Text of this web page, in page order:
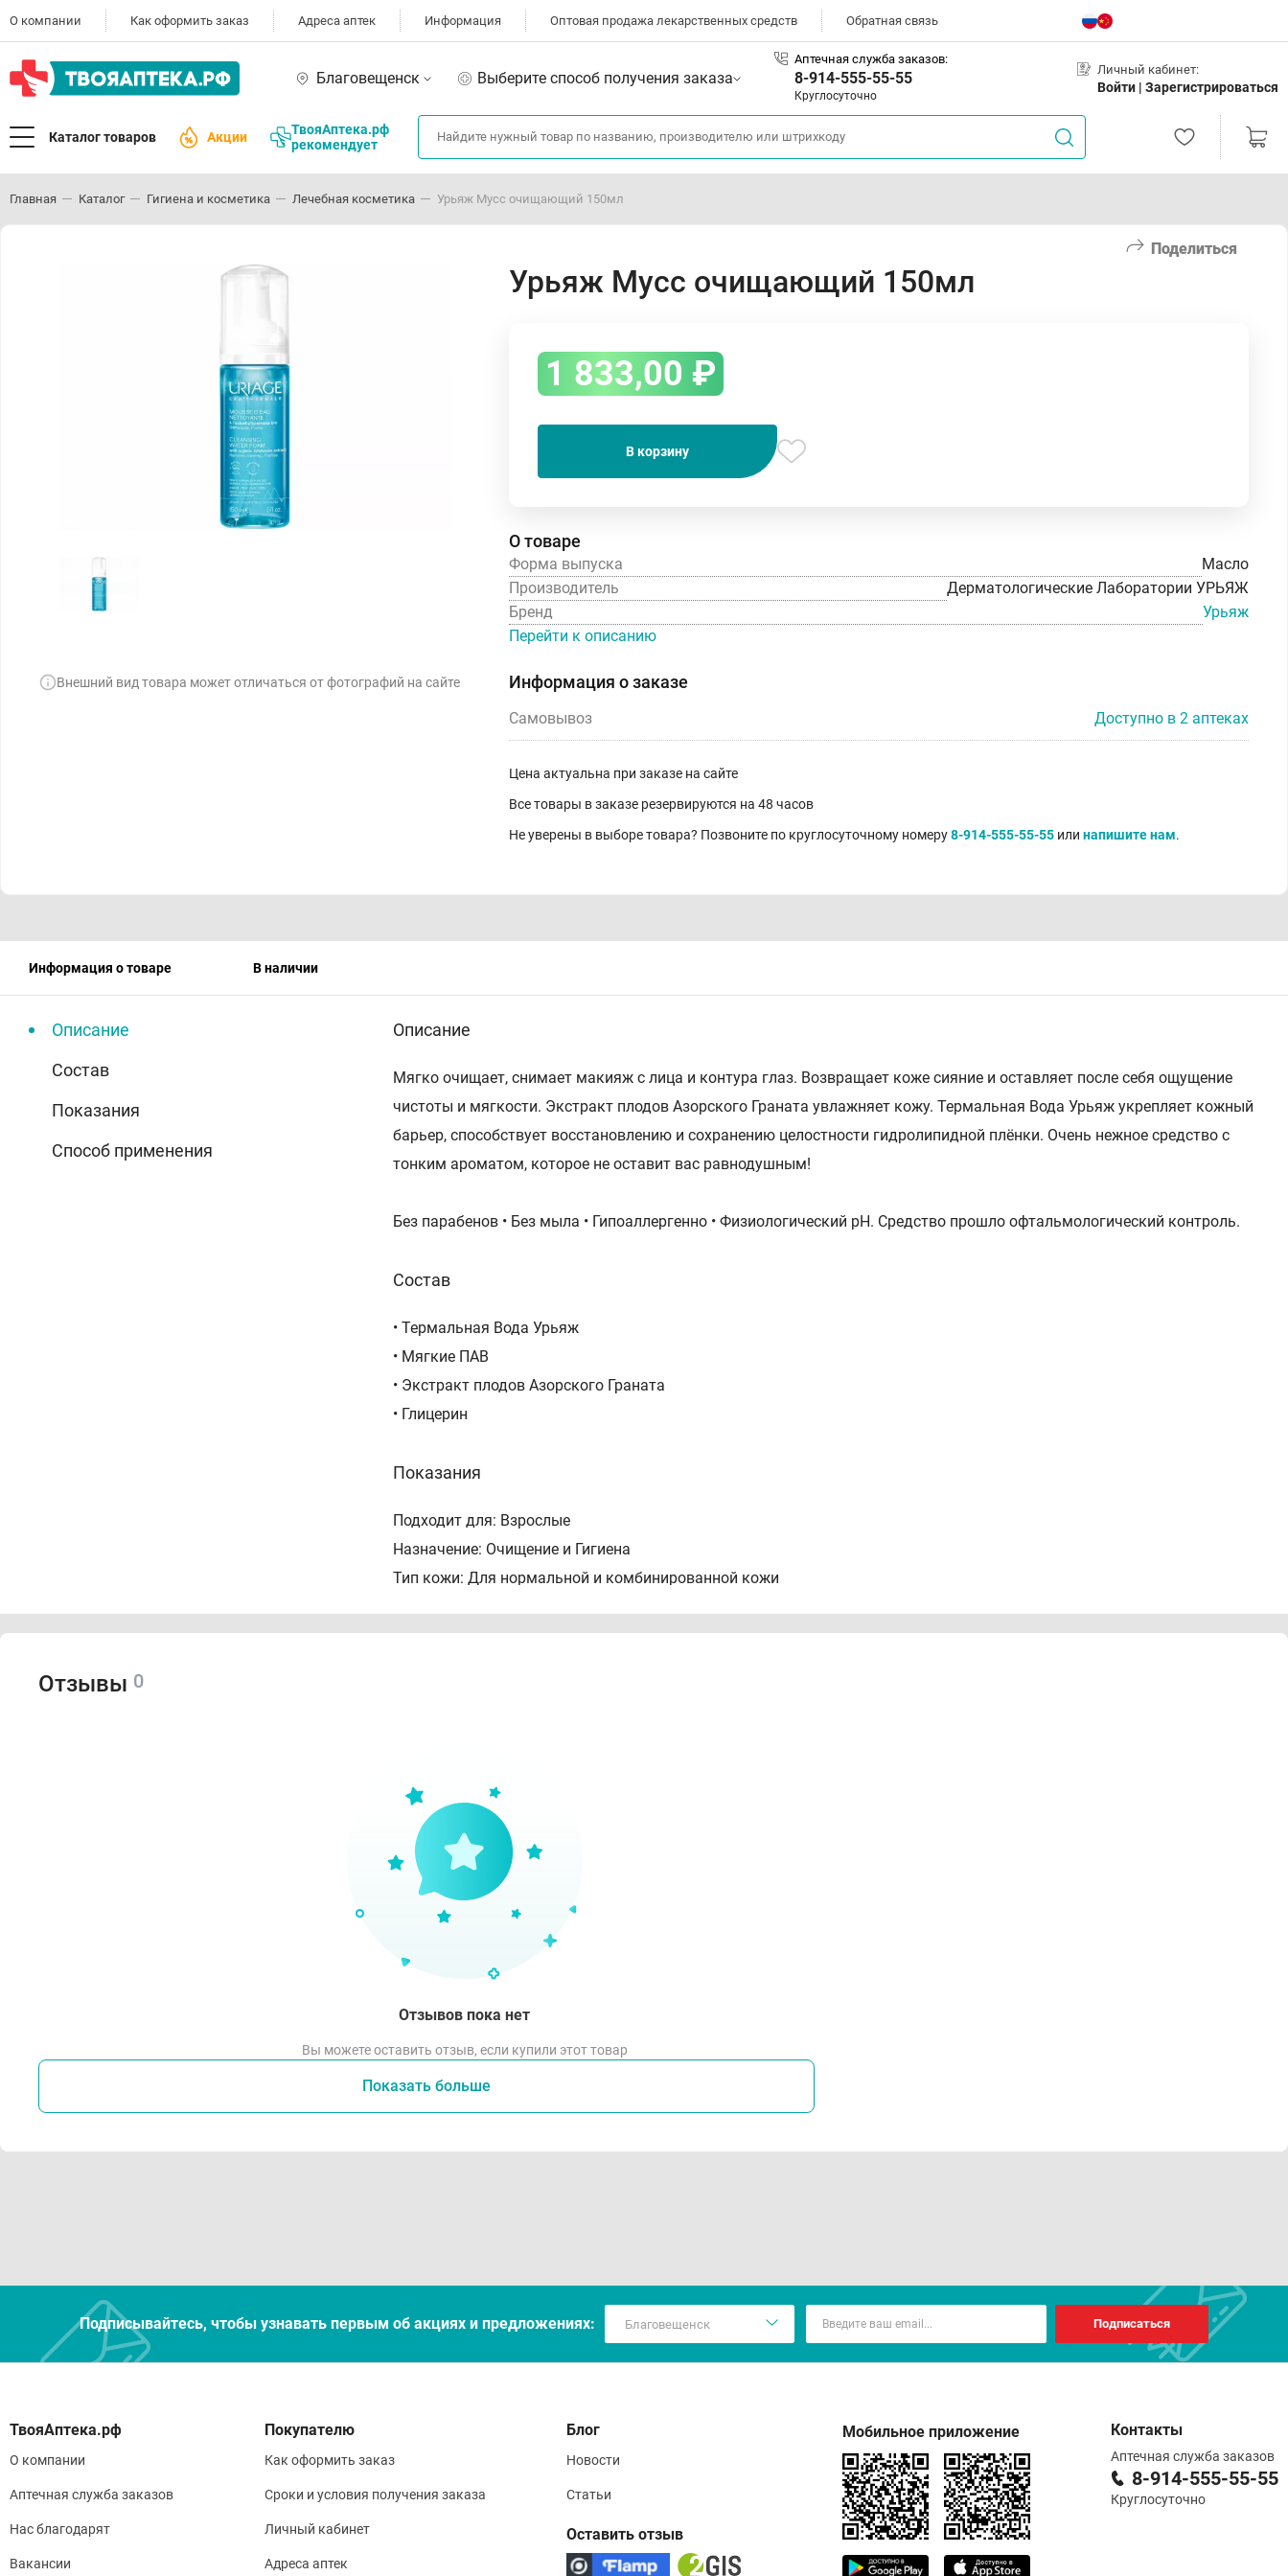
О компании Как оформить заказ Адреса аптек Информация Оптовая продажа лекарственных средств Обратная связь
Благовещенск Выберите способ получения заказа
Аптечная служба заказов:
8-914-555-55-55
Круглосуточно
Личный кабинет:
Войти | Зарегистрироваться
Каталог товаров Акции
ТвояАптека.рф
рекомендует
Главная Каталог Гигиена и косметика Лечебная косметика Урьяж Мусс очищающий 150мл
Поделиться
Внешний вид товара может отличаться от фотографий на сайте
Урьяж Мусс очищающий 150мл
1 833,00 ₽
В корзину
О товаре
Форма выпуска
Масло
Производитель
Дерматологические Лаборатории УРЬЯЖ
Бренд
Урьяж
Перейти к описанию
Информация о заказе
Самовывоз Доступно в 2 аптеках
Цена актуальна при заказе на сайте
Все товары в заказе резервируются на 48 часов
Не уверены в выборе товара? Позвоните по круглосуточному номеру8-914-555-55-55 или напишите нам.
Информация о товаре В наличии
Описание
Состав
Показания
Способ применения
Описание
Мягко очищает, снимает макияж с лица и контура глаз. Возвращает коже сияние и оставляет после себя ощущение
чистоты и мягкости. Экстракт плодов Азорского Граната увлажняет кожу. Термальная Вода Урьяж укрепляет кожный
барьер, способствует восстановлению и сохранению целостности гидролипидной плёнки. Очень нежное средство с
тонким ароматом, которое не оставит вас равнодушным!
Без парабенов • Без мыла • Гипоаллергенно • Физиологический рН. Средство прошло офтальмологический контроль.
Состав
• Термальная Вода Урьяж
• Мягкие ПАВ
• Экстракт плодов Азорского Граната
• Глицерин
Показания
Подходит для: Взрослые
Назначение: Очищение и Гигиена
Тип кожи: Для нормальной и комбинированной кожи
Идеально: Для очищения и снятия макияжа
Отзывы 0
Отзывов пока нет
Вы можете оставить отзыв, если купили этот товар
Показать больше
Подписывайтесь, чтобы узнавать первым об акцияx и предложениях: Подписаться
О компании
Аптечная служба заказов
Нас благодарят
Вакансии
Покупателю
Как оформить заказ
Сроки и условия получения заказа
Личный кабинет
Адреса аптек
Блог
Новости
Статьи
Оставить отзыв
Мобильное приложение Контакты
Аптечная служба заказов
8-914-555-55-55
Круглосуточно